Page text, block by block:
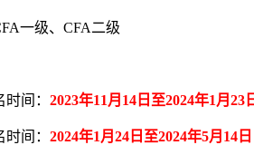
一级、CFA二级
间： 2023年11月14日至2024年1月23
间： 2024年1月24日至2024年5月14日